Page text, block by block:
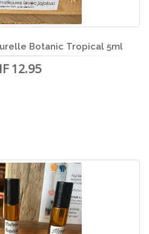
Botanic Tropical 5ml
12.95